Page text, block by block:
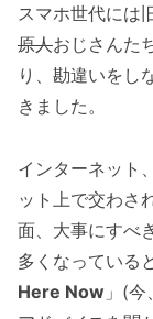
スマホ世代には
原人おじさんた
り、勘違いをし
きました。
インターネット
ット上で交わさ
面、大事にすべ
多くなっている
Here Now 」(